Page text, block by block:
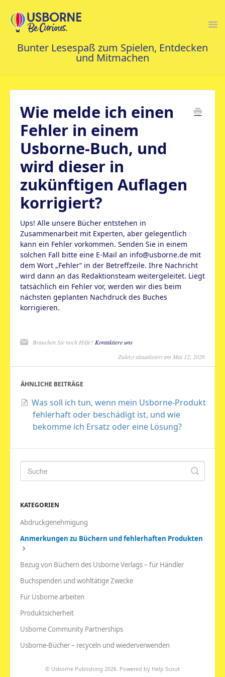
KONTAKT
Wie melde ich einen
Fehler in einem
Usborne-Buch, und
wird dieser in
zukünftigen Auflagen
korrigiert?
Ups! Alle unsere Bücher entstehen in
Zusammenarbeit mit Experten, aber gelegentlich
kann ein Fehler vorkommen. Senden Sie in einem
solchen Fall bitte eine E-Mail an info@usborne.de mit
dem Wort „Fehler“ in der Betreffzeile. Ihre Nachricht
wird dann an das Redaktionsteam weitergeleitet. Liegt
tatsächlich ein Fehler vor, werden wir dies beim
nächsten geplanten Nachdruck des Buches
korrigieren.
Brauchen Sie noch Hilfe? Kontaktiere uns
Zuletzt aktualisiert am Mai 12, 2026
ÄHNLICHE BEITRÄGE
Was soll ich tun, wenn mein Usborne-Produkt
fehlerhaft oder beschädigt ist, und wie
bekomme ich Ersatz oder eine Lösung?
KATEGORIEN
Abdruckgenehmigung
Anmerkungen zu Büchern und fehlerhaften Produkten
Bezug von Büchern des Usborne Verlags – für Händler
Buchspenden und wohltätige Zwecke
Für Usborne arbeiten
Produktsicherheit
Usborne Community Partnerships
Usborne-Bücher – recyceln und wiederverwenden
© Usborne Publishing 2026. Powered by Help Scout